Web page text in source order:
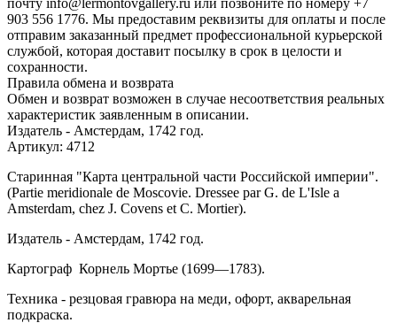
903 556 1776. Мы предоставим реквизиты для оплаты и после
отправим заказанный предмет профессиональной курьерской
службой, которая доставит посылку в срок в целости и
сохранности.
Правила обмена и возврата
Обмен и возврат возможен в случае несоответствия реальных
характеристик заявленным в описании.
Издатель - Амстердам, 1742 год.
Артикул: 4712
Старинная "Карта центральной части Российской империи".
(Partie meridionale de Moscovie. Dressee par G. de L'Isle a
Amsterdam, chez J. Covens et C. Mortier).
Издатель - Амстердам, 1742 год.
Картограф Корнель Мортье (1699—1783).
Техника - резцовая гравюра на меди, офорт, акварельная
подкраска.